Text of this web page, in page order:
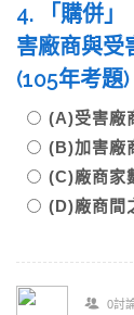
4. 「購併
害廠商與
(105年考題)
(A)受害廠
(B)加害廠
(C)廠商家
(D)廠商間
0討